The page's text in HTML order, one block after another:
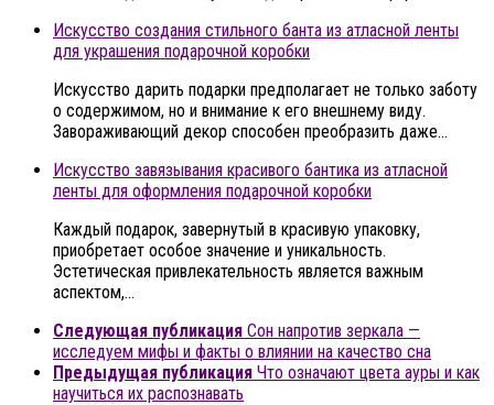
Искусство создания стильного банта из атласной ленты
для украшения подарочной коробки
Искусство дарить подарки предполагает не только заботу
о содержимом, но и внимание к его внешнему виду.
Завораживающий декор способен преобразить даже…
Искусство завязывания красивого бантика из атласной
ленты для оформления подарочной коробки
Каждый подарок, завернутый в красивую упаковку,
приобретает особое значение и уникальность.
Эстетическая привлекательность является важным
аспектом,…
Следующая публикация Сон напротив зеркала —
исследуем мифы и факты о влиянии на качество сна
Предыдущая публикация Что означают цвета ауры и как
научиться их распознавать